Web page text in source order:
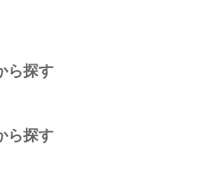
ら探す
ら探す